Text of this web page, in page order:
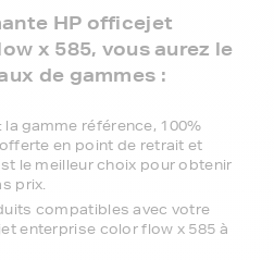
HP officejet
x 585, vous aurez le
de gammes :
la gamme référence, 100%
en point de retrait et
le meilleur choix pour obtenir
prix.
compatibles avec votre
enterprise color flow x 585 à
1ère